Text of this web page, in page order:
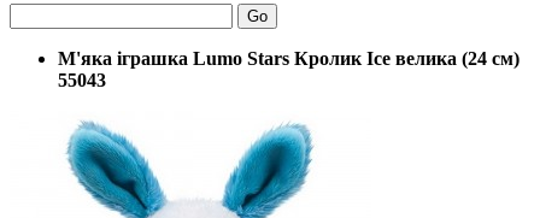
Go
М'яка іграшка Lumo Stars Кролик Ice велика (24 см)
55043